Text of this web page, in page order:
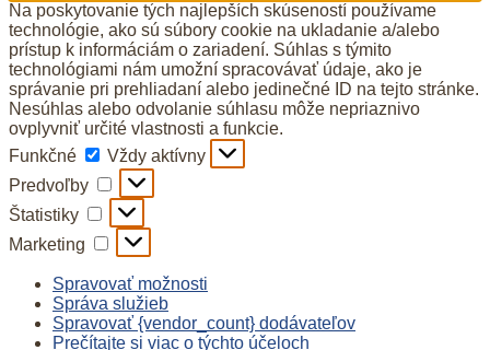
Na poskytovanie tých najlepších skúseností používame
technológie, ako sú súbory cookie na ukladanie a/alebo
prístup k informáciám o zariadení. Súhlas s týmito
technológiami nám umožní spracovávať údaje, ako je
správanie pri prehliadaní alebo jedinečné ID na tejto stránke.
Nesúhlas alebo odvolanie súhlasu môže nepriaznivo
ovplyvniť určité vlastnosti a funkcie.
Funkčné
Funkčné
Vždy aktívny
Predvoľby
Predvoľby
Štatistiky Štatistiky
Marketing Marketing
Spravovať možnosti
Správa služieb
Spravovať {vendor_count} dodávateľov
Prečítajte si viac o týchto účeloch